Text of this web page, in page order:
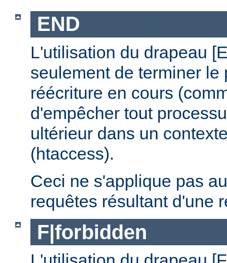
END
L'utilisation du drapeau
seulement de terminer le
réécriture en cours
d'empêcher tout
ultérieur dans un
(htaccess).
Ceci ne s'applique pas
requêtes résultant d'une
F|forbidden